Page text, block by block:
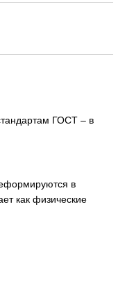
ГОСТ – в
в
как физические